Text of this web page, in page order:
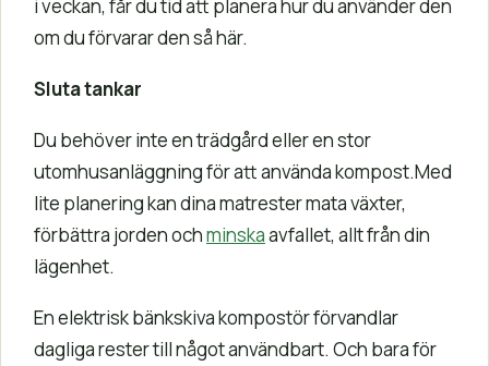
i veckan, får du tid att planera hur du använder den
om du förvarar den så här.
Sluta tankar
Du behöver inte en trädgård eller en stor
utomhusanläggning för att använda kompost.Med
lite planering kan dina matrester mata växter,
förbättra jorden ochminskaavfallet, allt från din
lägenhet.
En elektrisk bänkskiva kompostör förvandlar
dagliga rester till något användbart. Och bara för